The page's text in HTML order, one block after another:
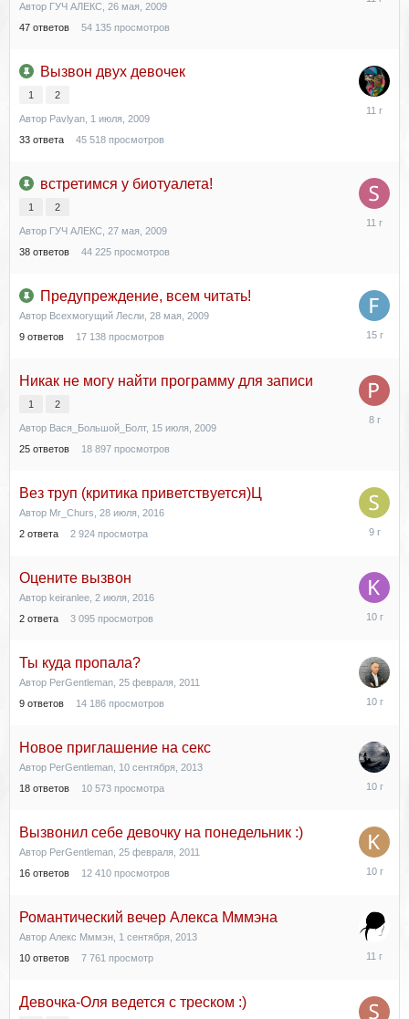
Автор ГУЧ АЛЕКС 26 мая, 2009
47 ответов 54 135 просмотров
Вызвон двух девочек
1 2
Автор Pavlyan 1 июля, 2009
33 ответа 45 518 просмотров
16
встретимся у биотуалета!
1 2
Автор ГУЧ АЛЕКС 27 мая, 2009
38 ответов 44 225 просмотров
27
Предупреждение, всем читать!
Автор Всехмогущий Лесли 28 мая, 2009
9 ответов 17 138 просмотров
25
Никак не могу найти программу для записи
1 2
Автор Вася_Большой_Болт, 15 июля, 2009
25 ответов 18 897 просмотров
Вез труп (критика приветствуется)Ц
Автор Mr_Churs 28 июля, 2016
2 ответа 2 924 просмотра
Оцените вызвон
Автор keiranlee 2 июля, 2016
2 ответа 3 095 просмотров
Ты куда пропала?
Автор PerGentleman 25 февраля, 2011
9 ответов 14 186 просмотров
22
Новое приглашение на секс
Автор PerGentleman 10 сентября, 2013
18 ответов 10 573 просмотра
Вызвонил себе девочку на понедельник :)
Автор PerGentleman 25 февраля, 2011
16 ответов 12 410 просмотров
Романтический вечер Алекса Мммэна
Автор Алекс Мммэн 1 сентября, 2013
10 ответов 7 761 просмотр
16
Девочка-Оля ведется с треском :)